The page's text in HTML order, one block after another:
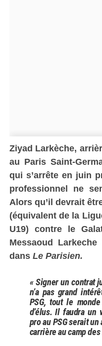
Ziyad Larkèche,
au Paris Saint-
qui s’arrête en juin
professionnel ne
Alors qu’il devrait
(équivalent de la
U19) contre le
Messaoud
dans Le Parisien.
« Signer un contrat
n’a pas grand
PSG, tout le
d’élus. Il faudra un
pro au PSG serait
carrière au camp